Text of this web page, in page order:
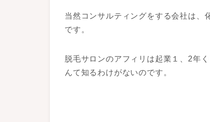
当然コンサルティングをする会社は、
です。
脱毛サロンのアフィリは起業１、2年
んて知るわけがないのです。